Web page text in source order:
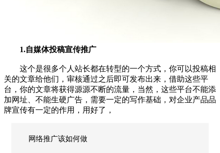
1.自媒体投稿宣传推广
这个是很多个人站长都在转型的一个方式，你可以投稿相
关的文章给他们，审核通过之后即可发布出来，借助这些平
台，你的文章将获得源源不断的流量，当然，这些平台不能添
加网址、不能生硬广告，需要一定的写作基础，对企业产品品
牌宣传有一定的作用，用好了，
网络推广该如何做